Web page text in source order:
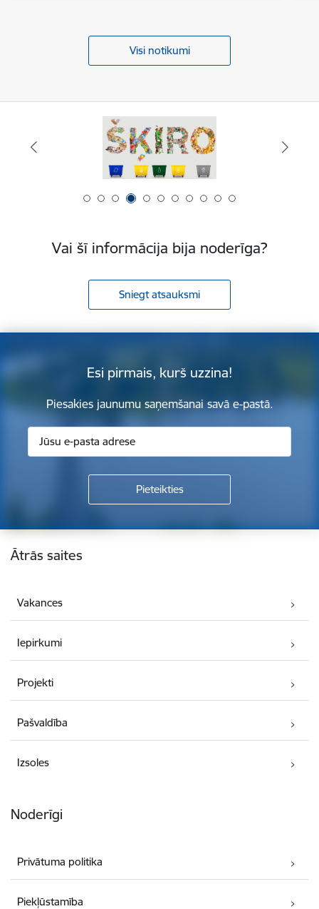
Visi notikumi
Vai šī informācija bija noderīga?
Sniegt atsauksmi
Esi pirmais, kurš uzzina!
Piesakies jaunumu saņemšanai savā e-pastā.
Kājene
Ātrās saites
Vakances
Iepirkumi
Projekti
Pašvaldība
Izsoles
Noderīgi
Privātuma politika
Piekļūstamība